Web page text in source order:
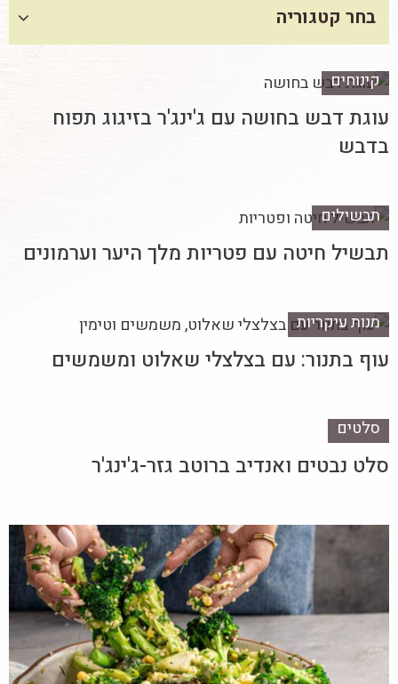
בחר קטגוריה
קינוחים
עוגת דבש בחושה עם ג'ינג'ר בזיגוג תפוח
בדבש
תבשילים
תבשיל חיטה עם פטריות מלך היער וערמונים
מנות עיקריות
עוף בתנור: עם בצלצלי שאלוט ומשמשים
סלטים
סלט נבטים ואנדיב ברוטב גזר-ג'ינג'ר